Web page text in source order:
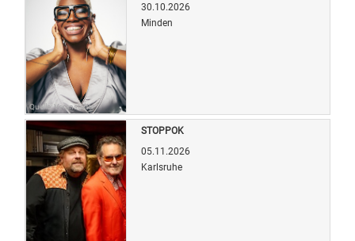
Quelle: Veranstalter
30.10.2026
Minden
STOPPOK
05.11.2026
Karlsruhe